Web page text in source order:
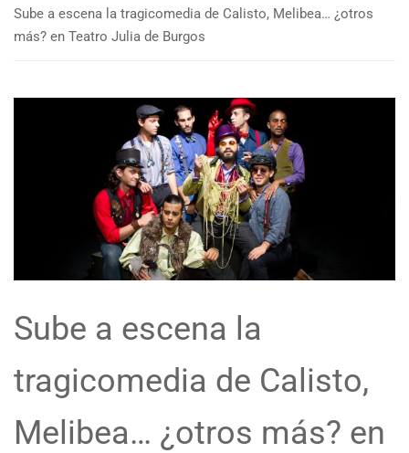
Sube a escena la tragicomedia de Calisto, Melibea… ¿otros
más? en Teatro Julia de Burgos
Sube a escena la
tragicomedia de Calisto,
Melibea… ¿otros más? en